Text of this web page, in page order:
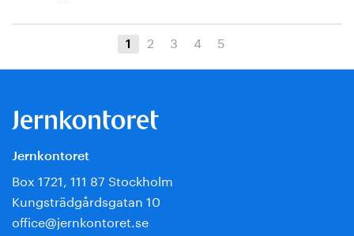
1 2 3 4 5
Jernkontoret
Box 1721, 111 87 Stockholm
Kungsträdgårdsgatan 10
office@jernkontoret.se